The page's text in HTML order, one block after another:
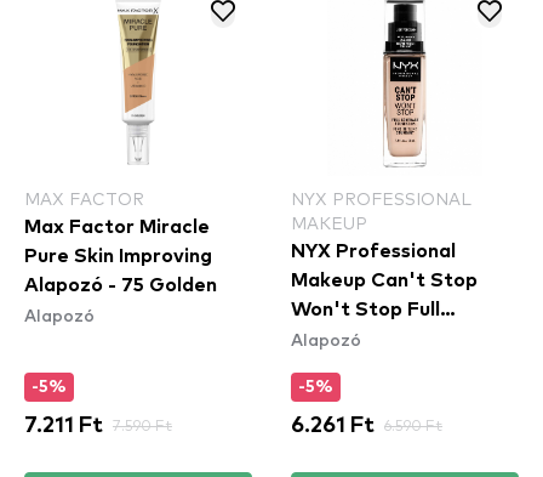
MAX FACTOR
Max Factor Miracle
Pure Skin Improving
Alapozó - 75 Golden
Alapozó
-5%
7.211 Ft 7.590 Ft
NYX PROFESSIONAL
MAKEUP
NYX Professional
Makeup Can't Stop
Won't Stop Full
Coverage Foundation
Light Porcelain
Alapozó
-5%
6.261 Ft 6.590 Ft